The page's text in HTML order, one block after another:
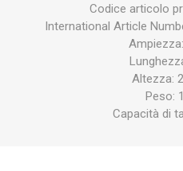
Codice articolo
International Article
Altezza:
Peso:
Capacità di